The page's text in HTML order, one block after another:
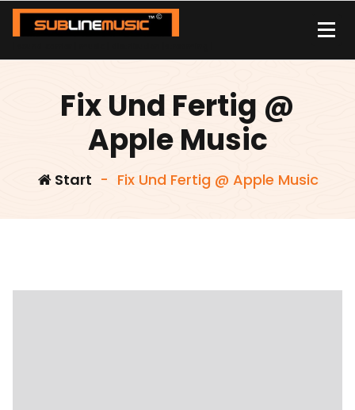
Zum
Inhalt
Fix Und Fertig @
Apple Music
Start - Fix Und Fertig @ Apple Music